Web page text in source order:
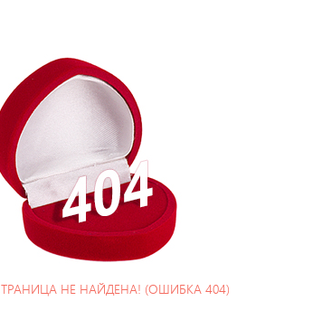
НЕ НАЙДЕНА! (ОШИБКА 404)